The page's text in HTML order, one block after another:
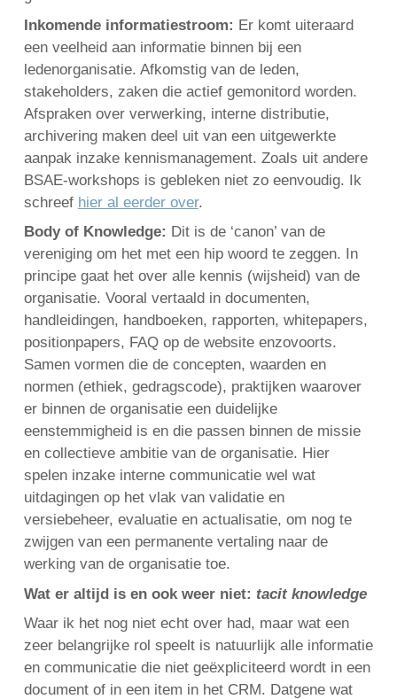
Inkomende informatiestroom: Er komt uiteraard
een veelheid aan informatie binnen bij een
ledenorganisatie. Afkomstig van de leden,
stakeholders, zaken die actief gemonitord worden.
Afspraken over verwerking, interne distributie,
archivering maken deel uit van een uitgewerkte
aanpak inzake kennismanagement. Zoals uit andere
BSAE-workshops is gebleken niet zo eenvoudig. Ik
schreef hier al eerder over.
Body of Knowledge: Dit is de ‘canon’ van de
vereniging om het met een hip woord te zeggen. In
principe gaat het over alle kennis (wijsheid) van de
organisatie. Vooral vertaald in documenten,
handleidingen, handboeken, rapporten, whitepapers,
positionpapers, FAQ op de website enzovoorts.
Samen vormen die de concepten, waarden en
normen (ethiek, gedragscode), praktijken waarover
er binnen de organisatie een duidelijke
eenstemmigheid is en die passen binnen de missie
en collectieve ambitie van de organisatie. Hier
spelen inzake interne communicatie wel wat
uitdagingen op het vlak van validatie en
versiebeheer, evaluatie en actualisatie, om nog te
zwijgen van een permanente vertaling naar de
werking van de organisatie toe.
Wat er altijd is en ook weer niet: tacit knowledge
Waar ik het nog niet echt over had, maar wat een
zeer belangrijke rol speelt is natuurlijk alle informatie
en communicatie die niet geëxpliciteerd wordt in een
document of in een item in het CRM. Datgene wat